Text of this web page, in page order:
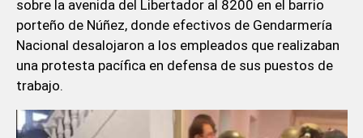
sobre la avenida del Libertador al 8200 en el barrio
porteño de Núñez, donde efectivos de Gendarmería
Nacional desalojaron a los empleados que realizaban
una protesta pacífica en defensa de sus puestos de
trabajo.